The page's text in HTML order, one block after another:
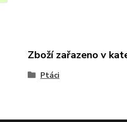
Zboží zařazeno v
Ptáci